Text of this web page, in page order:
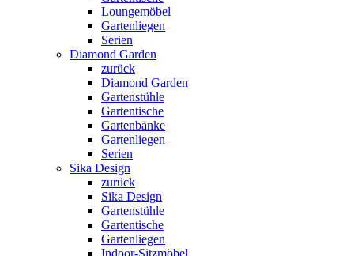
Loungemöbel
Gartenliegen
Serien
Diamond Garden
zurück
Diamond Garden
Gartenstühle
Gartentische
Gartenbänke
Gartenliegen
Serien
Sika Design
zurück
Sika Design
Gartenstühle
Gartentische
Gartenliegen